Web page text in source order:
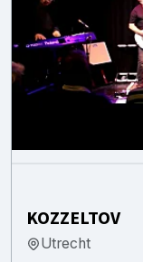
KOZZELTOV
Utrecht